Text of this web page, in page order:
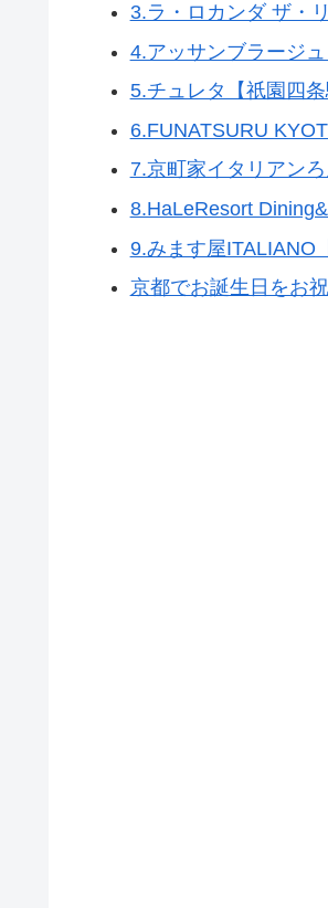
3.ラ・ロカンダ ザ・
4.アッサンブラージ
5.チュレタ【祇園四条
6.FUNATSURU
7.京町家イタリアンろ
8.HaLeResort
9.みます屋ITALIANO
京都でお誕生日をお